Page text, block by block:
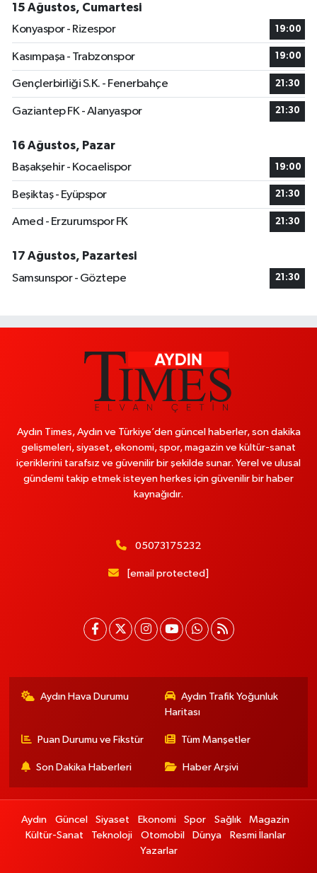
15 Ağustos, Cumartesi
Konyaspor - Rizespor
19:00
Kasımpaşa - Trabzonspor 19:00
Gençlerbirliği S.K. - Fenerbahçe 21:30
Gaziantep FK - Alanyaspor 21:30
16 Ağustos, Pazar
Başakşehir - Kocaelispor
19:00
Beşiktaş - Eyüpspor 21:30
Amed - Erzurumspor FK 21:30
17 Ağustos, Pazartesi
Samsunspor - Göztepe
21:30
Aydın Times, Aydın ve Türkiye’den güncel haberler, son dakika
gelişmeleri, siyaset, ekonomi, spor, magazin ve kültür-sanat
içeriklerini tarafsız ve güvenilir bir şekilde sunar. Yerel ve ulusal
gündemi takip etmek isteyen herkes için güvenilir bir haber
kaynağıdır.
05073175232
[email protected]
Aydın Hava Durumu
Aydın Trafik Yoğunluk
Haritası
Puan Durumu ve Fikstür Tüm Manşetler
Son Dakika Haberleri Haber Arşivi
Aydın Güncel Siyaset Ekonomi Spor Sağlık
Magazin
Kültür-Sanat
Teknoloji Otomobil Dünya
Resmi İlanlar
Yazarlar